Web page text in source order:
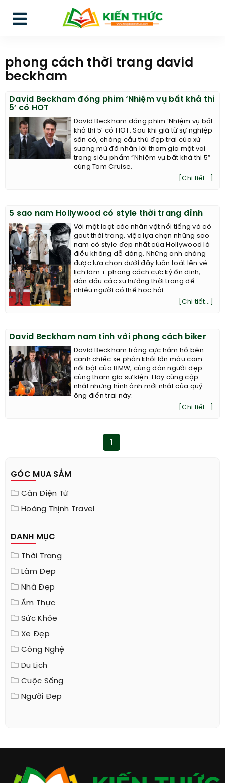
phong cách thời trang david
beckham
David Beckham đóng phim ‘Nhiệm vụ bất khả thi
5’ có HOT
David Beckham đóng phim ‘Nhiệm vụ bất
khả thi 5’ có HOT. Sau khi giã từ sự nghiệp
sân cỏ, chàng cầu thủ đẹp trai của xứ
sương mù đã nhận lời tham gia một vai
trong siêu phẩm “Nhiệm vụ bất khả thi 5”
cùng Tom Cruise.
[Chi tiết...]
5 sao nam Hollywood có style thời trang đỉnh
Với một loạt các nhân vật nổi tiếng và có
gout thời trang, việc lựa chọn những sao
nam có style đẹp nhất của Hollywood là
điều không dễ dàng. Những anh chàng
được lựa chọn dưới đây luôn toát lên vẻ
lịch lãm + phong cách cực kỳ ổn định,
dẫn đầu các xu hướng thời trang để
nhiều người có thể học hỏi.
[Chi tiết...]
David Beckham nam tính với phong cách biker
David Beckham trông cực hầm hố bên
cạnh chiếc xe phân khối lớn màu cam
nổi bật của BMW, cùng dàn người đẹp
cùng tham gia sự kiện. Hãy cùng cập
nhật những hình ảnh mới nhất của quý
ông điển trai này:
[Chi tiết...]
GÓC MUA SẮM
Cân Điện Tử
Hoàng Thịnh Travel
DANH MỤC
Thời Trang
Làm Đẹp
Nhà Đẹp
Ẩm Thực
Sức Khỏe
Xe Đẹp
Công Nghệ
Du Lịch
Cuộc Sống
Người Đẹp